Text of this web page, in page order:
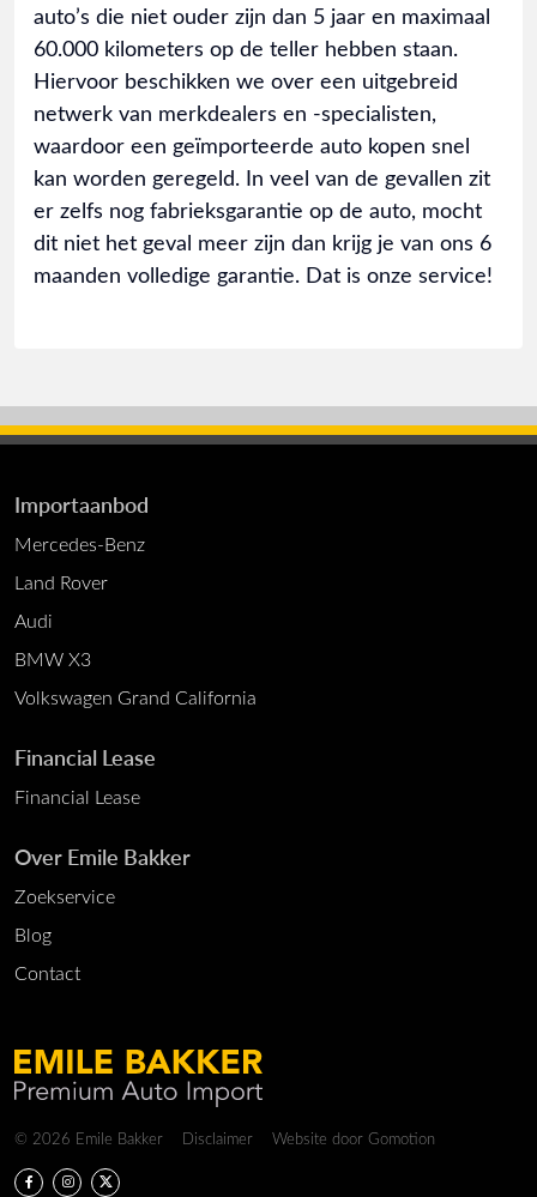
auto’s die niet ouder zijn dan 5 jaar en maximaal
60.000 kilometers op de teller hebben staan.
Hiervoor beschikken we over een uitgebreid
netwerk van merkdealers en -specialisten,
waardoor een geïmporteerde auto kopen snel
kan worden geregeld. In veel van de gevallen zit
er zelfs nog fabrieksgarantie op de auto, mocht
dit niet het geval meer zijn dan krijg je van ons 6
maanden volledige garantie. Dat is onze service!
Importaanbod
Mercedes-Benz
Land Rover
Audi
BMW X3
Volkswagen Grand California
Financial Lease
Financial Lease
Over Emile Bakker
Zoekservice
Blog
Contact
Copyright navigation
© 2026 Emile Bakker Disclaimer Website door Gomotion